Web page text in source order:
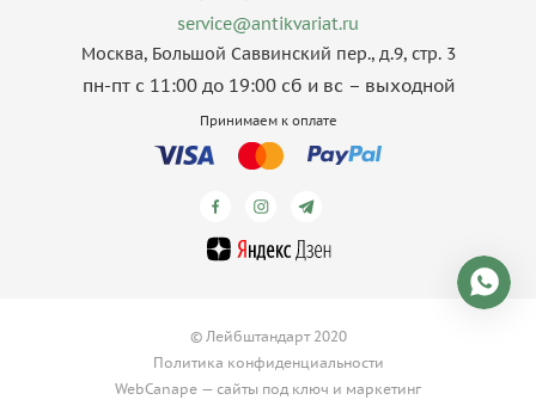
service@antikvariat.ru
Москва, Большой Саввинский пер., д.9, стр. 3
пн-пт с 11:00 до 19:00 сб и вс – выходной
Принимаем к оплате
© Лейбштандарт 2020
Политика конфиденциальности
WebCanape — сайты под ключ и маркетинг